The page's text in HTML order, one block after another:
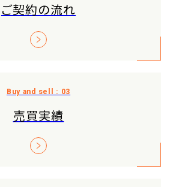
ご契約の流れ
売買実績